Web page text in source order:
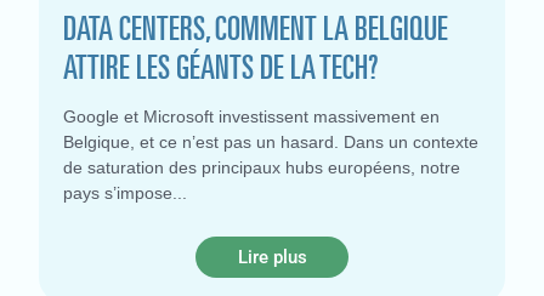
DATA CENTERS, COMMENT LA BELGIQUE
ATTIRE LES GÉANTS DE LA TECH?
Google et Microsoft investissent massivement en
Belgique, et ce n’est pas un hasard. Dans un contexte
de saturation des principaux hubs européens, notre
pays s’impose
Lire plus